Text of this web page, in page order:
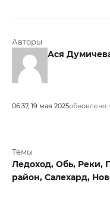
Авторы
Ася
06:37, 19 мая 2025обновлено:
Темы
Ледоход, Обь, Реки,
район, Салехард,